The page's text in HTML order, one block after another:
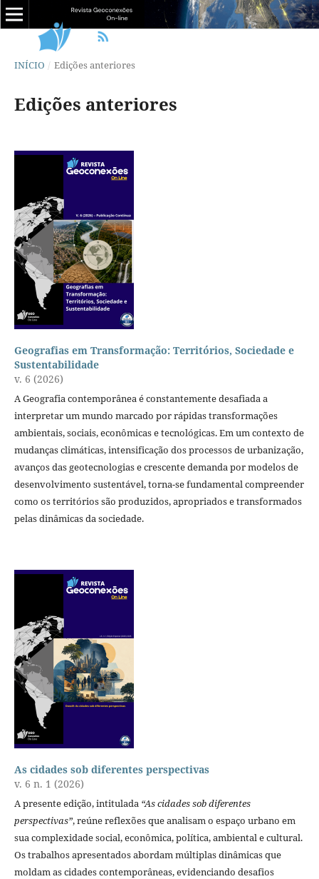
INÍCIO / Edições anteriores
Edições anteriores
Geografias em Transformação: Territórios, Sociedade e
Sustentabilidade
v. 6 (2026)
A Geografia contemporânea é constantemente desafiada a
interpretar um mundo marcado por rápidas transformações
ambientais, sociais, econômicas e tecnológicas. Em um contexto de
mudanças climáticas, intensificação dos processos de urbanização,
avanços das geotecnologias e crescente demanda por modelos de
desenvolvimento sustentável, torna-se fundamental compreender
como os territórios são produzidos, apropriados e transformados
pelas dinâmicas da sociedade.
As cidades sob diferentes perspectivas
v. 6 n. 1 (2026)
A presente edição, intitulada “As cidades sob diferentes
perspectivas”, reúne reflexões que analisam o espaço urbano em
sua complexidade social, econômica, política, ambiental e cultural.
Os trabalhos apresentados abordam múltiplas dinâmicas que
moldam as cidades contemporâneas, evidenciando desafios